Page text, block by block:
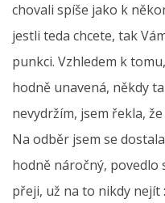
chovali spíše jako k
jestli teda chcete, tak
punkci. Vzhledem k
hodně unavená, někdy
nevydržím, jsem řekla,
Na odběr jsem se
hodně náročný, povedlo
přeji, už na to nikdy nejít